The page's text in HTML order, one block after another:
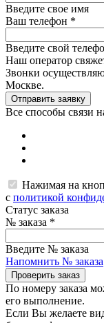
Введите свое имя
Ваш телефон *
Введите свой
Наш оператор
Звонки
Москве.
Отправить заявку
Все способы связи
Нажимая на
с политикой
Статус заказа
№ заказа *
Введите № заказа
Напомнить № заказа
Проверить заказ
По номеру заказа
его выполнение.
Если Вы желаете